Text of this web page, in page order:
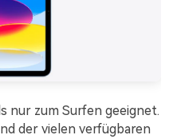
nur zum Surfen geeignet.
der vielen verfügbaren